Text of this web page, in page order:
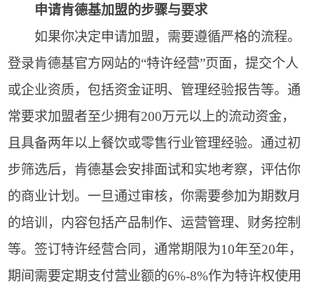
申请肯德基加盟的步骤与要求
如果你决定申请加盟，需要遵循严格的流程。
登录肯德基官方网站的“特许经营”页面，提交个人
或企业资质，包括资金证明、管理经验报告等。通
常要求加盟者至少拥有200万元以上的流动资金，
且具备两年以上餐饮或零售行业管理经验。通过初
步筛选后，肯德基会安排面试和实地考察，评估你
的商业计划。一旦通过审核，你需要参加为期数月
的培训，内容包括产品制作、运营管理、财务控制
等。签订特许经营合同，通常期限为10年至20年，
期间需要定期支付营业额的6%-8%作为特许权使用